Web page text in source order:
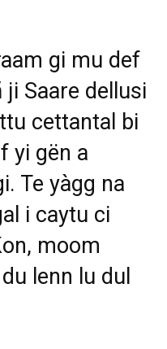
gi mu def
Saare dellusi
cettantal bi
yi gën a
Te yàgg na
i caytu ci
moom
lenn lu dul